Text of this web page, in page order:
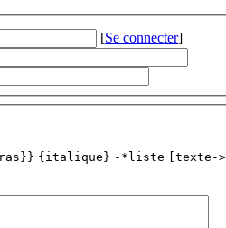
[Se connecter]
{italique} -*liste [texte-